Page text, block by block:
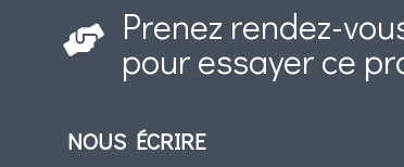
Prenez rendez-
pour essayer ce
NOUS ÉCRIRE